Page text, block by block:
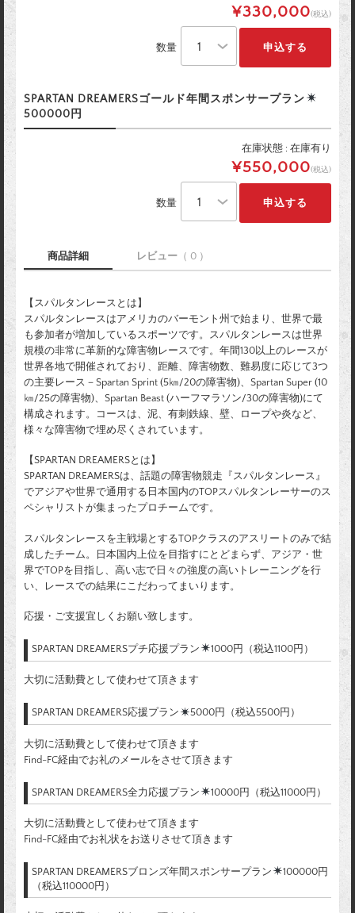
¥330,000(税込)
数量
SPARTAN DREAMERSゴールド年間スポンサープラン
500000円
在庫状態 : 在庫有り
¥550,000(税込)
数量
商品詳細 レビュー （ 0 ）
【スパルタンレースとは】
スパルタンレースはアメリカのバーモント州で始まり、世界で最
も参加者が増加しているスポーツです。スパルタンレースは世界
規模の非常に革新的な障害物レースです。年間130以上のレースが
世界各地で開催されており、距離、障害物数、難易度に応じて3つ
の主要レース－Spartan Sprint (5㎞/20の障害物)、Spartan Super (10
㎞/25の障害物)、Spartan Beast (ハーフマラソン/30の障害物)にて
構成されます。コースは、泥、有刺鉄線、壁、ロープや炎など、
様々な障害物で埋め尽くされています。
【SPARTAN DREAMERSとは】
SPARTAN DREAMERSは、話題の障害物競走『スパルタンレース』
でアジアや世界で通用する日本国内のTOPスパルタンレーサーのス
ペシャリストが集まったプロチームです。
スパルタンレースを主戦場とするTOPクラスのアスリートのみで結
成したチーム。日本国内上位を目指すにとどまらず、アジア・世
界でTOPを目指し、高い志で日々の強度の高いトレーニングを行
い、レースでの結果にこだわってまいります。
応援・ご支援宜しくお願い致します。
SPARTAN DREAMERSプチ応援プラン 1000円（税込1100円）
大切に活動費として使わせて頂きます
SPARTAN DREAMERS応援プラン 5000円（税込5500円）
大切に活動費として使わせて頂きます
Find-FC経由でお礼のメールをさせて頂きます
SPARTAN DREAMERS全力応援プラン 10000円（税込11000円）
大切に活動費として使わせて頂きます
Find-FC経由でお礼状をお送りさせて頂きます
SPARTAN DREAMERSブロンズ年間スポンサープラン
100000円
（税込110000円）